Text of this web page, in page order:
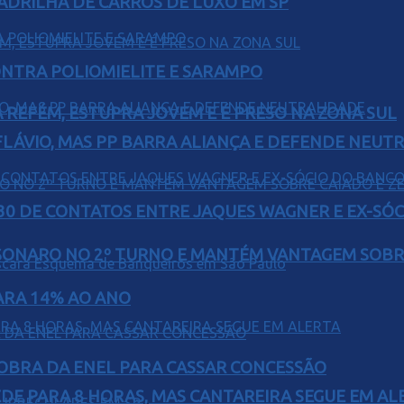
ESTUPRA JOVEM E É PRESO NA ZONA SUL
NO 2º TURNO E MANTÉM VANTAGEM
PARA 8 HORAS, MAS CANTAREIRA SEGUE EM
POLIOMIELITE E SARAMPO
MAS PP BARRA ALIANÇA E DEFENDE
DE CONTATOS ENTRE JAQUES WAGNER E EX-
14% AO ANO
DA ENEL PARA CASSAR CONCESSÃO